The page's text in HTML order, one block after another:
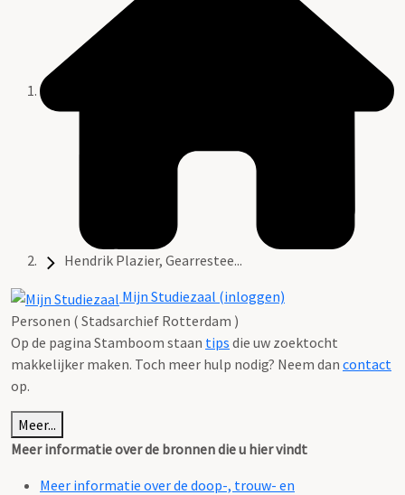
Hendrik Plazier, Gearrestee...
Mijn Studiezaal (inloggen)
Personen ( Stadsarchief Rotterdam )
Op de pagina Stamboom staan tips die uw zoektocht
makkelijker maken. Toch meer hulp nodig? Neem dan contact
op.
Meer...
Meer informatie over de bronnen die u hier vindt
Meer informatie over de doop-, trouw- en